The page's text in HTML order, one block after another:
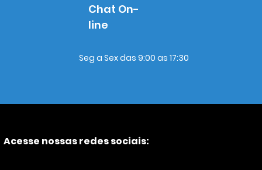
Chat On-
line
Seg a Sex das 9:00 as 17:30
Acesse nossas redes sociais: